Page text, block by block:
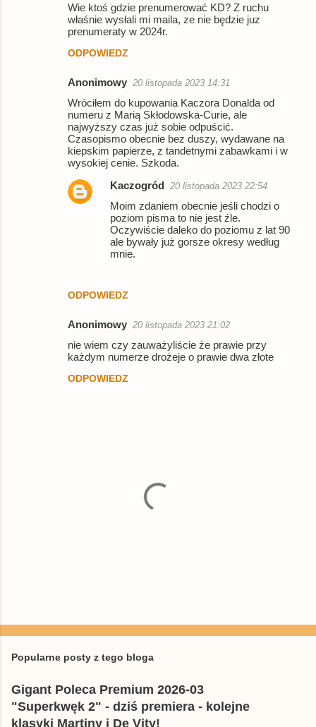
Wie ktoś gdzie prenumerować KD? Z ruchu
właśnie wysłali mi maila, ze nie będzie juz
prenumeraty w 2024r.
ODPOWIEDZ
Anonimowy 20 listopada 2023 14:31
Wróciłem do kupowania Kaczora Donalda od
numeru z Marią Skłodowska-Curie, ale
najwyższy czas już sobie odpuścić.
Czasopismo obecnie bez duszy, wydawane na
kiepskim papierze, z tandetnymi zabawkami i w
wysokiej cenie. Szkoda.
ODPOWIEDZ
Kaczogród 20 listopada 2023 22:54
Moim zdaniem obecnie jeśli chodzi o
poziom pisma to nie jest źle.
Oczywiście daleko do poziomu z lat 90
ale bywały już gorsze okresy według
mnie.
Anonimowy 20 listopada 2023 21:02
nie wiem czy zauważyliście że prawie przy
każdym numerze drożeje o prawie dwa złote
ODPOWIEDZ
e
i
j
Popularne posty z tego bloga
Gigant Poleca Premium 2026-03
"Superkwęk 2" - dziś premiera - kolejne
klasyki Martiny i De Vity!